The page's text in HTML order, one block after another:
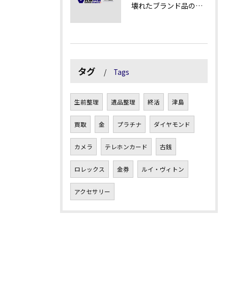
壊れたブランド品の価値を見極める技術とは
タグ Tags
生前整理 遺品整理 終活 津島
買取 金 プラチナ ダイヤモンド
カメラ テレホンカード 古銭
ロレックス 金券 ルイ・ヴィトン
アクセサリー